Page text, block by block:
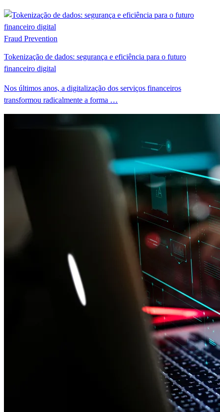
Fraud Prevention
Tokenização de dados: segurança e eficiência para o futuro
financeiro digital
Nos últimos anos, a digitalização dos serviços financeiros
transformou radicalmente a forma …